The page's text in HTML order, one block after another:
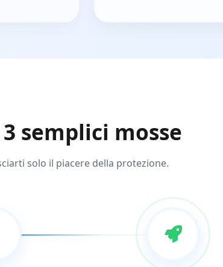
semplici mosse
solo il piacere della protezione.